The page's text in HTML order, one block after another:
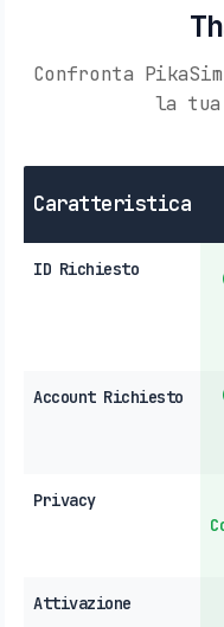
Confronta
la tua
Caratteristica
ID Richiesto
Account Richiesto
Privacy
Attivazione